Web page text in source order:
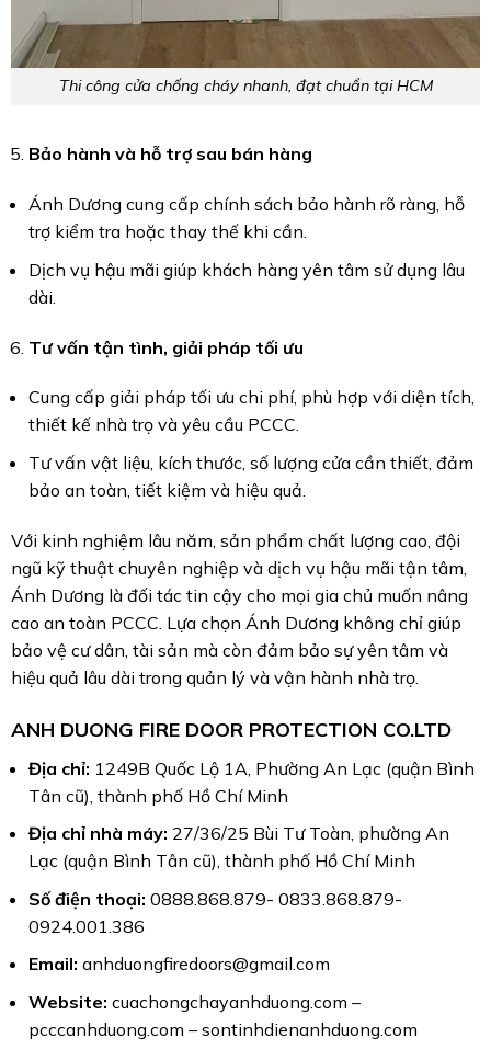
Thi công cửa chống cháy nhanh, đạt chuẩn tại HCM
Bảo hành và hỗ trợ sau bán hàng
Ánh Dương cung cấp chính sách bảo hành rõ ràng, hỗ
trợ kiểm tra hoặc thay thế khi cần.
Dịch vụ hậu mãi giúp khách hàng yên tâm sử dụng lâu
dài.
Tư vấn tận tình, giải pháp tối ưu
Cung cấp giải pháp tối ưu chi phí, phù hợp với diện tích,
thiết kế nhà trọ và yêu cầu PCCC.
Tư vấn vật liệu, kích thước, số lượng cửa cần thiết, đảm
bảo an toàn, tiết kiệm và hiệu quả.
Với kinh nghiệm lâu năm, sản phẩm chất lượng cao, đội
ngũ kỹ thuật chuyên nghiệp và dịch vụ hậu mãi tận tâm,
Ánh Dương là đối tác tin cậy cho mọi gia chủ muốn nâng
cao an toàn PCCC. Lựa chọn Ánh Dương không chỉ giúp
bảo vệ cư dân, tài sản mà còn đảm bảo sự yên tâm và
hiệu quả lâu dài trong quản lý và vận hành nhà trọ.
ANH DUONG FIRE DOOR PROTECTION CO.LTD
Địa chỉ: 1249B Quốc Lộ 1A, Phường An Lạc (quận Bình
Tân cũ), thành phố Hồ Chí Minh
Địa chỉ nhà máy: 27/36/25 Bùi Tư Toàn, phường An
Lạc (quận Bình Tân cũ), thành phố Hồ Chí Minh
Số điện thoại: 0888.868.879- 0833.868.879-
0924.001.386
Email: anhduongfiredoors@gmail.com
Website: cuachongchayanhduong.com –
pcccanhduong.com – sontinhdienanhduong.com